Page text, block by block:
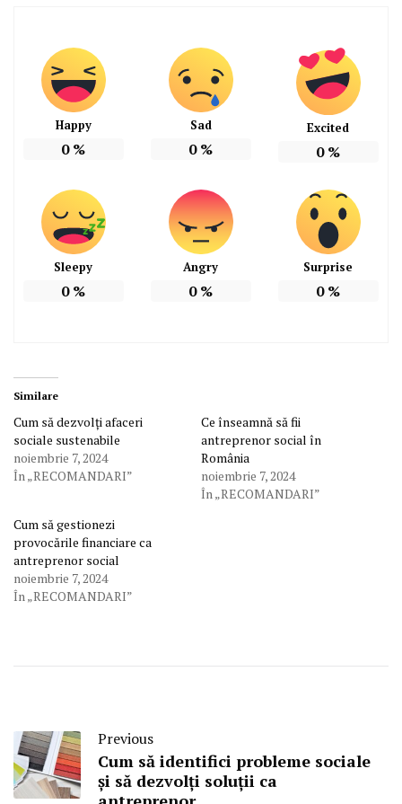
Happy
0%
Sad
0%
Excited
0%
Sleepy
0%
Angry
0%
Surprise
0%
Similare
Cum să dezvolți afaceri
sociale sustenabile
noiembrie 7, 2024
În „RECOMANDARI”
Ce înseamnă să fii
antreprenor social în
România
noiembrie 7, 2024
În „RECOMANDARI”
Cum să gestionezi
provocările financiare ca
antreprenor social
noiembrie 7, 2024
În „RECOMANDARI”
Previous
Cum să identifici probleme sociale
și să dezvolți soluții ca